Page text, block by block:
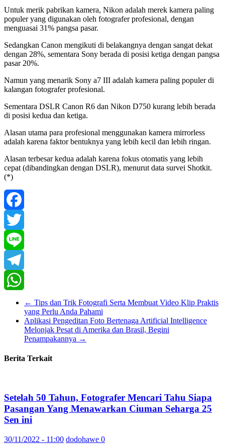
Untuk merik pabrikan kamera, Nikon adalah merek kamera paling
populer yang digunakan oleh fotografer profesional, dengan
menguasai 31% pangsa pasar.
Sedangkan Canon mengikuti di belakangnya dengan sangat dekat
dengan 28%, sementara Sony berada di posisi ketiga dengan pangsa
pasar 20%.
Namun yang menarik Sony a7 III adalah kamera paling populer di
kalangan fotografer profesional.
Sementara DSLR Canon R6 dan Nikon D750 kurang lebih berada
di posisi kedua dan ketiga.
Alasan utama para profesional menggunakan kamera mirrorless
adalah karena faktor bentuknya yang lebih kecil dan lebih ringan.
Alasan terbesar kedua adalah karena fokus otomatis yang lebih
cepat (dibandingkan dengan DSLR), menurut data survei Shotkit.
(*)
Facebook
Twitter
Line
Telegram
WhatsApp
← Tips dan Trik Fotografi Serta Membuat Video Klip Praktis
yang Perlu Anda Pahami
Aplikasi Pengeditan Foto Bertenaga Artificial Intelligence
Melonjak Pesat di Amerika dan Brasil, Begini
Penampakannya →
Berita Terkait
Setelah 50 Tahun, Fotografer Mencari Tahu Siapa
Pasangan Yang Menawarkan Ciuman Seharga 25
Sen ini
30/11/2022 - 11:00 dodohawe 0